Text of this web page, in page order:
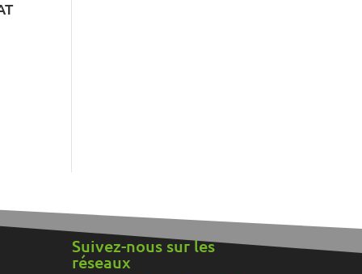
Suivez-nous sur les
réseaux